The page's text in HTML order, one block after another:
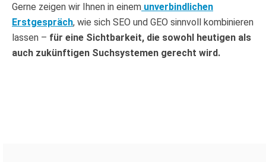
Gerne zeigen wir Ihnen in einem unverbindlichen
Erstgespräch, wie sich SEO und GEO sinnvoll kombinieren
lassen – für eine Sichtbarkeit, die sowohl heutigen als
auch zukünftigen Suchsystemen gerecht wird.